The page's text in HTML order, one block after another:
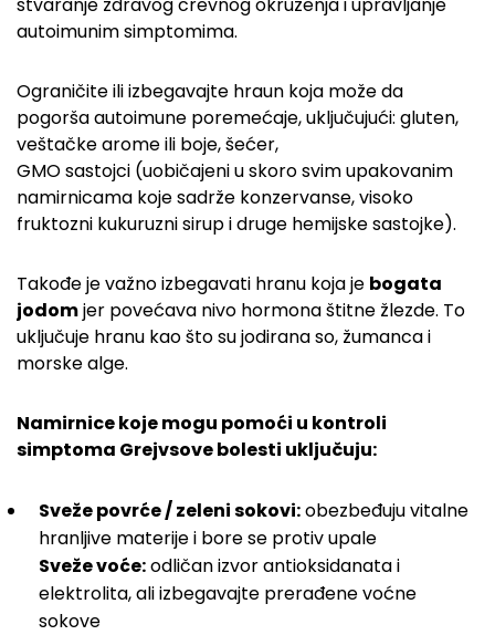
autoimunim simptomima.
Ograničite ili izbegavajte hraun koja može da
pogorša autoimune poremećaje, uključujući: gluten,
veštačke arome ili boje, šećer,
GMO sastojci (uobičajeni u skoro svim upakovanim
namirnicama koje sadrže konzervanse, visoko
fruktozni kukuruzni sirup i druge hemijske sastojke).
Takođe je važno izbegavati hranu koja je bogata
jodomjer povećava nivo hormona štitne žlezde. To
uključuje hranu kao što su jodirana so, žumanca i
morske alge.
Namirnice koje mogu pomoći u kontroli
simptoma Grejvsove bolesti uključuju:
Sveže povrće / zeleni sokovi:obezbeđuju vitalne
hranljive materije i bore se protiv upale
Sveže voće:odličan izvor antioksidanata i
elektrolita, ali izbegavajte prerađene voćne
sokove